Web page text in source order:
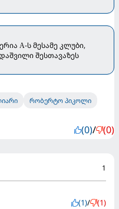
А-ს მესამე კლუბი,
შესთავაზეს
რობერტო პიკოლი
(0)/ (0)
1
(1)/ (1)